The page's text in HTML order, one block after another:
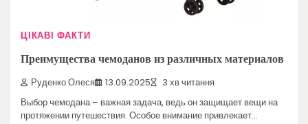
ЦІКАВІ ФАКТИ
Преимущества чемоданов из различных материалов
Руденко Олеся 13.09.2025 3 хв читання
Выбор чемодана – важная задача, ведь он защищает вещи на
протяжении путешествия. Особое внимание привлекает…